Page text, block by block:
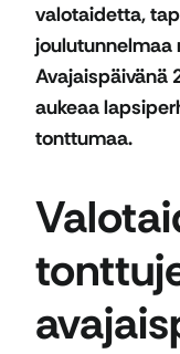
valotaidetta,
joulutunnelmaa
Avajaispäivänä
aukeaa
tonttumaa.